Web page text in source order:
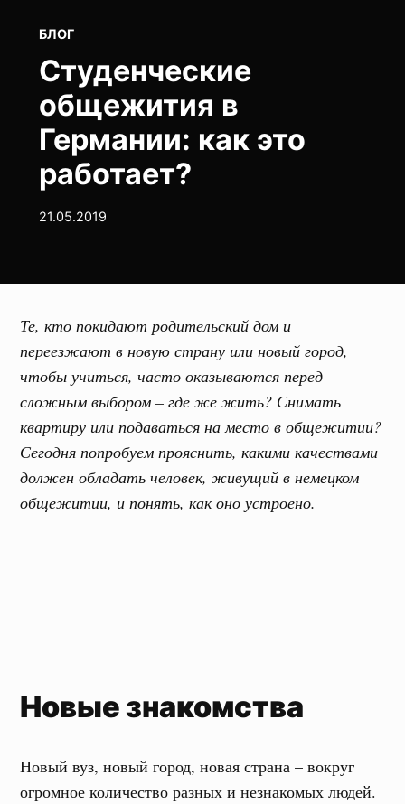
POSTED
БЛОГ
Студенческие
общежития в
Германии: как это
работает?
21.05.2019
Те, кто покидают родительский дом и
переезжают в новую страну или новый город,
чтобы учиться, часто оказываются перед
сложным выбором – где же жить? Снимать
квартиру или подаваться на место в общежитии?
Сегодня попробуем прояснить, какими качествами
должен обладать человек, живущий в немецком
общежитии, и понять, как оно устроено.
Новые знакомства
Новый вуз, новый город, новая страна – вокруг
огромное количество разных и незнакомых людей.